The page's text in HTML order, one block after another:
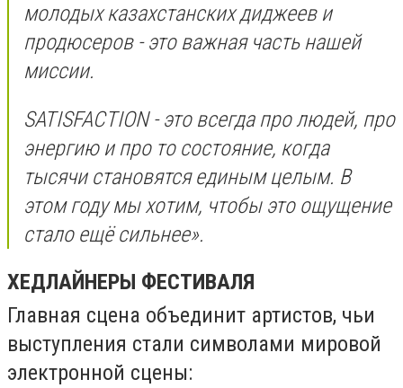
молодых казахстанских диджеев и
продюсеров - это важная часть нашей
миссии.
SATISFACTION - это всегда про людей, про
энергию и про то состояние, когда
тысячи становятся единым целым. В
этом году мы хотим, чтобы это ощущение
стало ещё сильнее».
ХЕДЛАЙНЕРЫ ФЕСТИВАЛЯ
Главная сцена объединит артистов, чьи
выступления стали символами мировой
электронной сцены: